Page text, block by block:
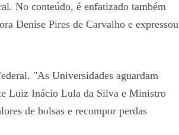
No conteúdo, é enfatizado também
Denise Pires de Carvalho e expressou
"As Universidades aguardam
Luiz Inácio Lula da Silva e Ministro
de bolsas e recompor perdas